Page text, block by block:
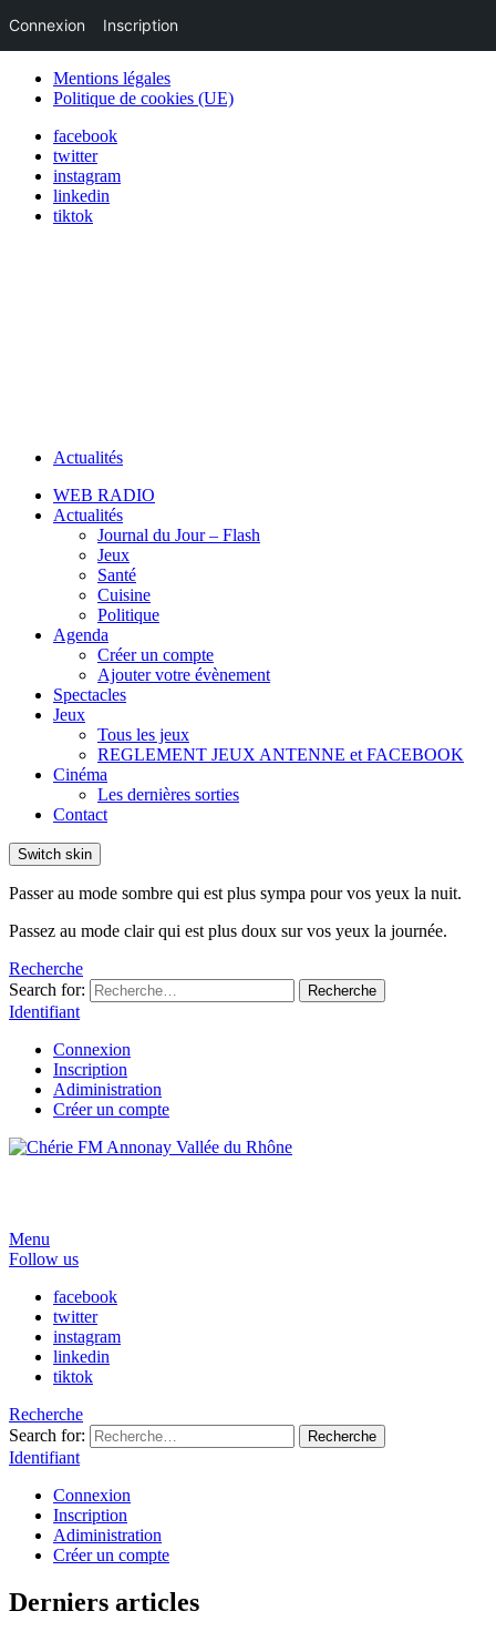
Mentions légales
Politique de cookies (UE)
facebook
twitter
instagram
linkedin
tiktok
Actualités
WEB RADIO
Actualités
Journal du Jour – Flash
Jeux
Santé
Cuisine
Politique
Agenda
Créer un compte
Ajouter votre évènement
Spectacles
Jeux
Tous les jeux
REGLEMENT JEUX ANTENNE et FACEBOOK
Cinéma
Les dernières sorties
Contact
Switch skin
Passer au mode sombre qui est plus sympa pour vos yeux la nuit.
Passez au mode clair qui est plus doux sur vos yeux la journée.
Recherche
Search for:
Recherche
Identifiant
Connexion
Inscription
Adiministration
Créer un compte
Menu
Follow us
facebook
twitter
instagram
linkedin
tiktok
Recherche
Search for:
Recherche
Identifiant
Connexion
Inscription
Adiministration
Créer un compte
Derniers articles
Connexion Inscription